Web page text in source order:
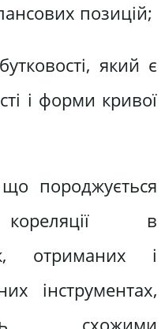
позицій;
який є
і форми кривої
породжується
кореляції в
отриманих і
інструментах,